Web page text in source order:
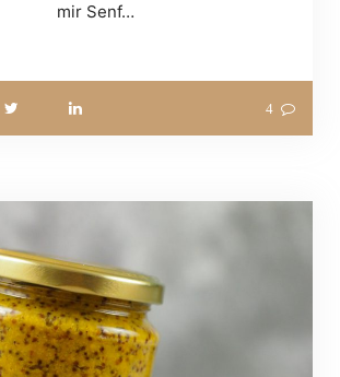
mir Senf…
4